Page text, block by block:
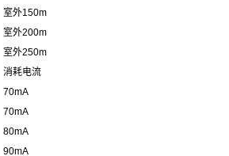
外150m
外200m
外250m
耗电流